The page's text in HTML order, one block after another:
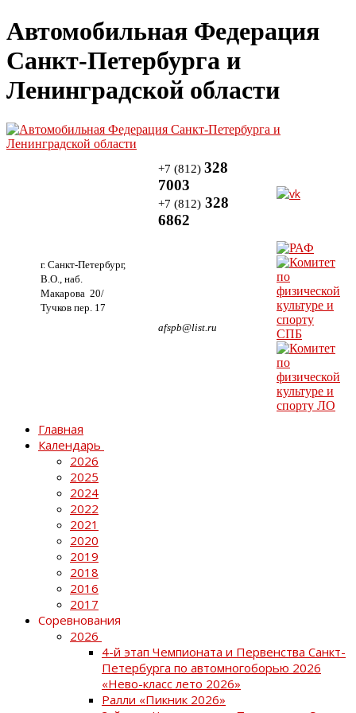
Автомобильная Федерация
Санкт-Петербурга и
Ленинградской области
г. Санкт-Петербург,
В.О., наб.
Макарова 20/
Тучков пер. 17
+7 (812) 328
7003
+7 (812) 328
6862
afspb@list.ru
Главная
Календарь
2026
2025
2024
2022
2021
2020
2019
2018
2016
2017
Соревнования
2026
4-й этап Чемпионата и Первенства Санкт-
Петербурга по автомногоборью 2026
«Нево-класс лето 2026»
Ралли «Пикник 2026»